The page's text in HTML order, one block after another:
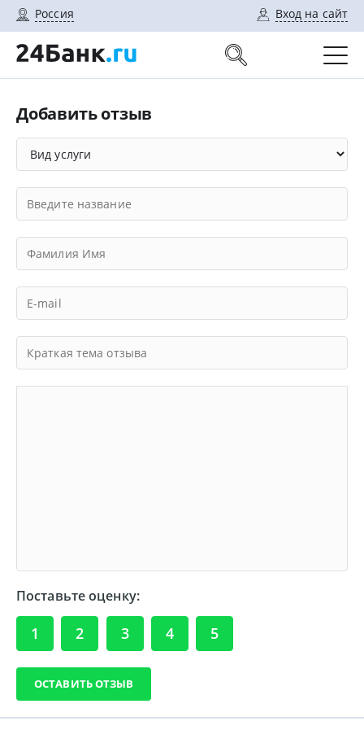
Россия Вход на сайт
Добавить отзыв
Поставьте оценку:
1 2 3 4 5